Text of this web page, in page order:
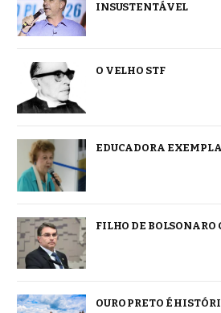
INSUSTENTÁVEL
O VELHO STF
EDUCADORA
FILHO DE
OURO PRETO É